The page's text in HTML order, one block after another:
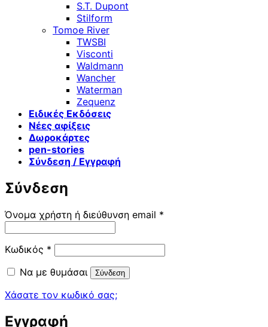
S.T. Dupont
Stilform
Tomoe River
TWSBI
Visconti
Waldmann
Wancher
Waterman
Zequenz
Ειδικές Εκδόσεις
Νέες αφίξεις
Δωροκάρτες
pen-stories
Σύνδεση / Εγγραφή
Σύνδεση
Όνομα χρήστη ή διεύθυνση email *
Κωδικός * Απαιτείται
Να με θυμάσαι
Σύνδεση
Χάσατε τον κωδικό σας;
Εγγραφή